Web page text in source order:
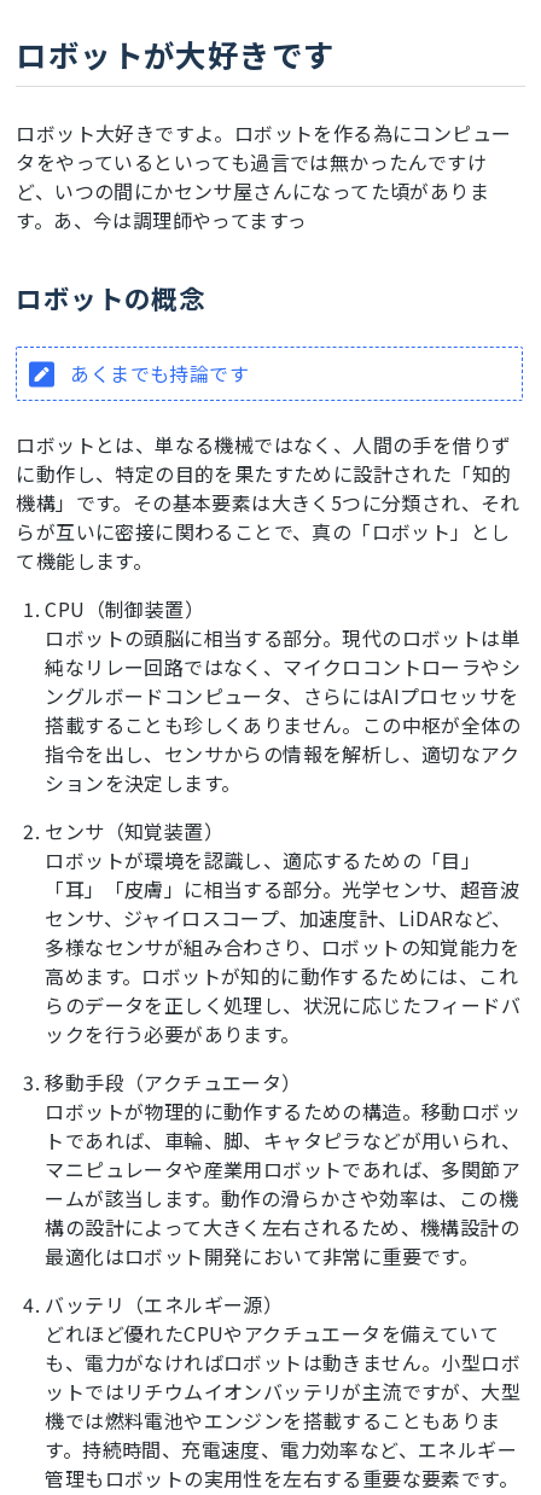
ロボットが大好きです
ロボット大好きですよ。ロボットを作る為にコンピュー
タをやっているといっても過言では無かったんですけ
ど、いつの間にかセンサ屋さんになってた頃がありま
す。あ、今は調理師やってますっ
ロボットの概念
あくまでも持論です
ロボットとは、単なる機械ではなく、人間の手を借りず
に動作し、特定の目的を果たすために設計された「知的
機構」です。その基本要素は大きく5つに分類され、それ
らが互いに密接に関わることで、真の「ロボット」とし
て機能します。
CPU（制御装置）
ロボットの頭脳に相当する部分。現代のロボットは単
純なリレー回路ではなく、マイクロコントローラやシ
ングルボードコンピュータ、さらにはAIプロセッサを
搭載することも珍しくありません。この中枢が全体の
指令を出し、センサからの情報を解析し、適切なアク
ションを決定します。
センサ（知覚装置）
ロボットが環境を認識し、適応するための「目」
「耳」「皮膚」に相当する部分。光学センサ、超音波
センサ、ジャイロスコープ、加速度計、LiDARなど、
多様なセンサが組み合わさり、ロボットの知覚能力を
高めます。ロボットが知的に動作するためには、これ
らのデータを正しく処理し、状況に応じたフィードバ
ックを行う必要があります。
移動手段（アクチュエータ）
ロボットが物理的に動作するための構造。移動ロボッ
トであれば、車輪、脚、キャタピラなどが用いられ、
マニピュレータや産業用ロボットであれば、多関節ア
ームが該当します。動作の滑らかさや効率は、この機
構の設計によって大きく左右されるため、機構設計の
最適化はロボット開発において非常に重要です。
バッテリ（エネルギー源）
どれほど優れたCPUやアクチュエータを備えていて
も、電力がなければロボットは動きません。小型ロボ
ットではリチウムイオンバッテリが主流ですが、大型
機では燃料電池やエンジンを搭載することもありま
す。持続時間、充電速度、電力効率など、エネルギー
管理もロボットの実用性を左右する重要な要素です。